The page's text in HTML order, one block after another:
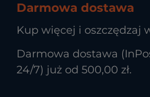
Darmowa dostawa
Kup więcej i oszczędzaj
Darmowa dostawa
24/7) już od 500,00 zł.